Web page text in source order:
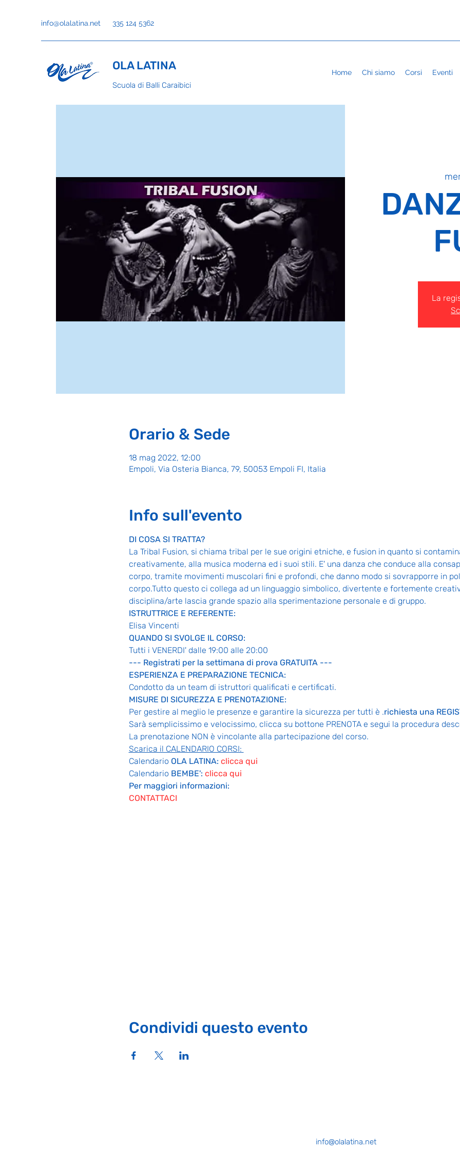
info@olalatina.net 335 124 5362
OLA LATINA
Scuola di Balli Caraibici
Home Chi siamo Corsi Eventi
La
Orario & Sede
18 mag 2022, 12:00
Empoli, Via Osteria Bianca, 79, 50053 Empoli FI, Italia
Info sull'evento
DI COSA SI TRATTA?
La Tribal Fusion, si chiama tribal per le sue origini etniche, e fusion in quanto si
creativamente, alla musica moderna ed i suoi stili. E' una danza che conduce alla
corpo, tramite movimenti muscolari fini e profondi, che danno modo si sovrapporre in
corpo.Tutto questo ci collega ad un linguaggio simbolico, divertente e fortemente
disciplina/arte lascia grande spazio alla sperimentazione personale e di gruppo.
ISTRUTTRICE E REFERENTE:
Elisa Vincenti
QUANDO SI SVOLGE IL CORSO:
Tutti i VENERDI' dalle 19:00 alle 20:00
--- Registrati per la settimana di prova GRATUITA ---
ESPERIENZA E PREPARAZIONE TECNICA:
Condotto da un team di istruttori qualificati e certificati.
MISURE DI SICUREZZA E PRENOTAZIONE:
Per gestire al meglio le presenze e garantire la sicurezza per tutti è .richiesta una
Sarà semplicissimo e velocissimo, clicca su bottone PRENOTA e segui la procedura
La prenotazione NON è vincolante alla partecipazione del corso.
Scarica il CALENDARIO CORSI:
Calendario OLA LATINA: clicca qui
Calendario BEMBE': clicca qui
Per maggiori informazioni:
CONTATTACI
Condividi questo evento
info@olalatina.net